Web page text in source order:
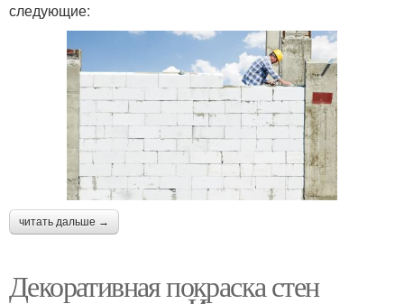
следующие:
читать дальше →
Декоративная покраска стен